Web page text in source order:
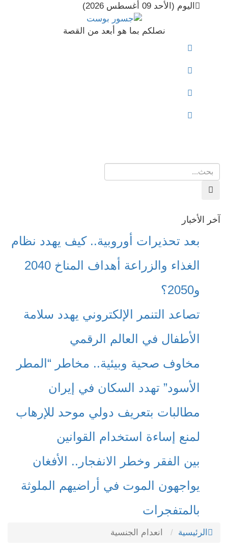
اليوم (الأحد 09 أغسطس 2026)
نصلكم بما هو أبعد من القصة
Navigation
آخر الأخبار
بعد تحذيرات أوروبية.. كيف يهدد نظام
الغذاء والزراعة أهداف المناخ 2040
و2050؟
تصاعد التنمر الإلكتروني يهدد سلامة
الأطفال في العالم الرقمي
مخاوف صحية وبيئية.. مخاطر “المطر
الأسود” تهدد السكان في إيران
مطالبات بتعريف دولي موحد للإرهاب
لمنع إساءة استخدام القوانين
بين الفقر وخطر الانفجار.. الأفغان
يواجهون الموت في أراضيهم الملوثة
بالمتفجرات
الرئيسية انعدام الجنسية